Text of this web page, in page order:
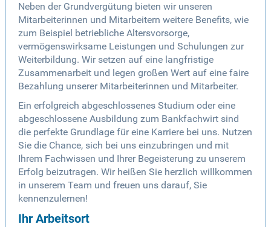
Neben der Grundvergütung bieten wir unseren
Mitarbeiterinnen und Mitarbeitern weitere Benefits, wie
zum Beispiel betriebliche Altersvorsorge,
vermögenswirksame Leistungen und Schulungen zur
Weiterbildung. Wir setzen auf eine langfristige
Zusammenarbeit und legen großen Wert auf eine faire
Bezahlung unserer Mitarbeiterinnen und Mitarbeiter.
Ein erfolgreich abgeschlossenes Studium oder eine
abgeschlossene Ausbildung zum Bankfachwirt sind
die perfekte Grundlage für eine Karriere bei uns. Nutzen
Sie die Chance, sich bei uns einzubringen und mit
Ihrem Fachwissen und Ihrer Begeisterung zu unserem
Erfolg beizutragen. Wir heißen Sie herzlich willkommen
in unserem Team und freuen uns darauf, Sie
kennenzulernen!
Ihr Arbeitsort